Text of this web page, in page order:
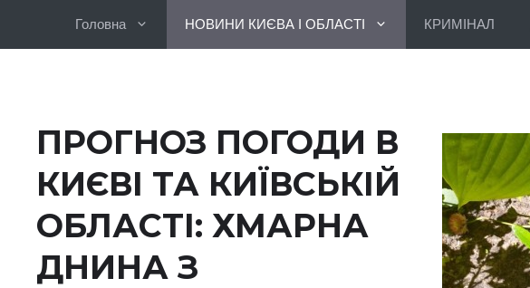
Головна НОВИНИ КИЄВА І ОБЛАСТІ КРИМІНАЛ
ПРОГНОЗ ПОГОДИ В
КИЄВІ ТА КИЇВСЬКІЙ
ОБЛАСТІ: ХМАРНА
ДНИНА З